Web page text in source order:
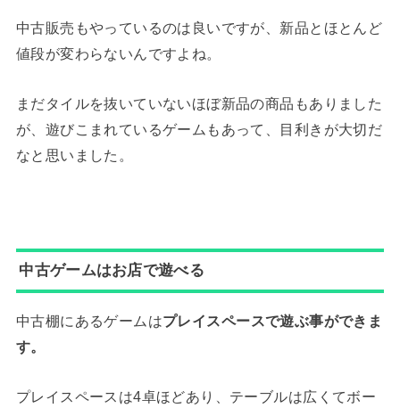
中古販売もやっているのは良いですが、新品とほとんど
値段が変わらないんですよね。
まだタイルを抜いていないほぼ新品の商品もありました
が、遊びこまれているゲームもあって、目利きが大切だ
なと思いました。
中古ゲームはお店で遊べる
中古棚にあるゲームはプレイスペースで遊ぶ事ができま
す。
プレイスペースは4卓ほどあり、テーブルは広くてボー